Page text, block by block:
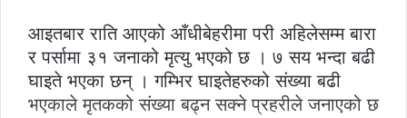
आइतबार राति आएको आँधीबेहरीमा परी अहिलेसम्म बारा
र पर्सामा ३१ जनाको मृत्यु भएको छ । ७ सय भन्दा बढी
घाइते भएका छन् । गम्भिर घाइतेहरुको संख्या बढी
भएकाले मृतकको संख्या बढ्न सक्ने प्रहरीले जनाएको छ